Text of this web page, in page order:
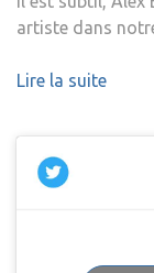
artiste dans
Lire la suite